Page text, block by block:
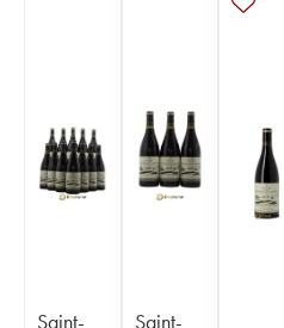
Saint-
Saint-